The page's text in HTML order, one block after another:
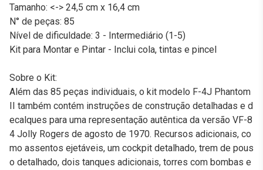
Tamanho: <-> 24,5 cm x 16,4 cm
N° de peças: 85
Nível de dificuldade: 3 - Intermediário (1-5)
Kit para Montar e Pintar - Inclui cola, tintas e pincel
Sobre o Kit:
Além das 85 peças individuais, o kit modelo F-4J Phantom
II também contém instruções de construção detalhadas e d
ecalques para uma representação autêntica da versão VF-8
4 Jolly Rogers de agosto de 1970. Recursos adicionais, co
mo assentos ejetáveis, um cockpit detalhado, trem de pous
o detalhado, dois tanques adicionais, torres com bombas e